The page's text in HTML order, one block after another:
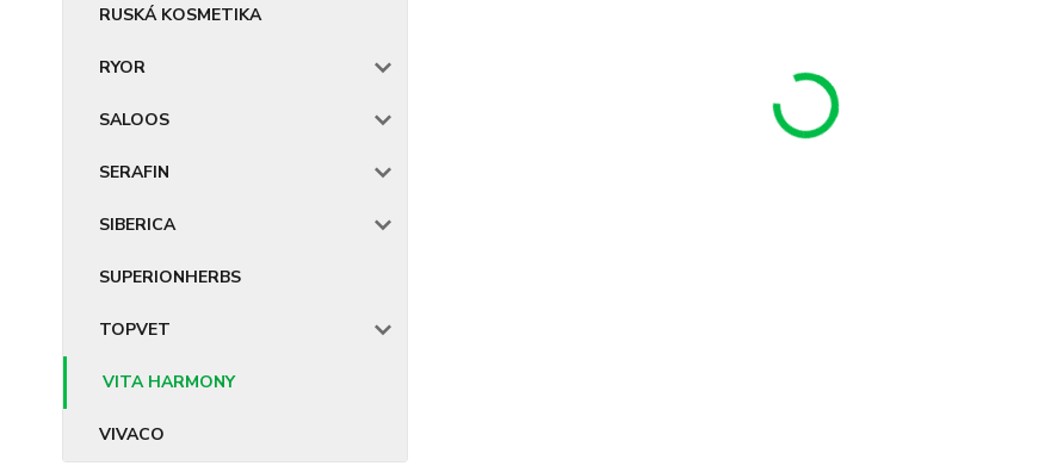
RUSKÁ KOSMETIKA
RYOR
SALOOS
SERAFIN
SIBERICA
SUPERIONHERBS
TOPVET
VITA HARMONY
VIVACO